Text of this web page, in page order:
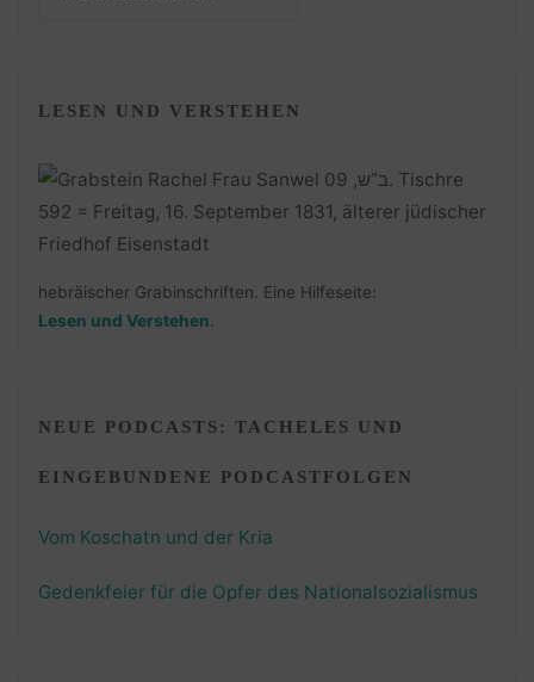
LESEN UND VERSTEHEN
hebräischer Grabinschriften. Eine Hilfeseite:
Lesen und Verstehen.
NEUE PODCASTS: TACHELES UND
EINGEBUNDENE PODCASTFOLGEN
Vom Koschatn und der Kria
Gedenkfeier für die Opfer des Nationalsozialismus